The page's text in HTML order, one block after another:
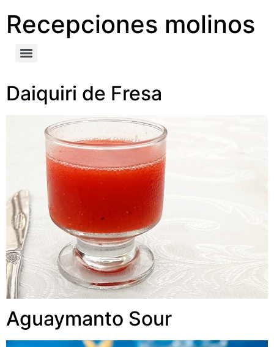
Recepciones molinos
Daiquiri de Fresa
Aguaymanto Sour